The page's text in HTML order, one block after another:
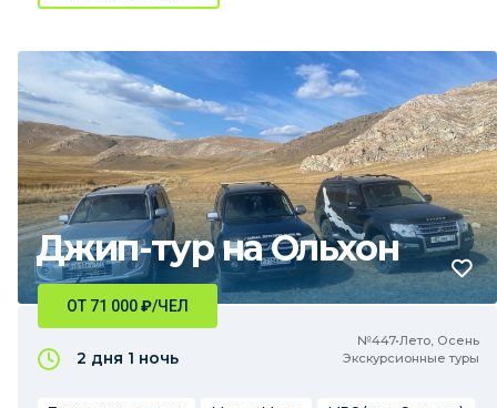
Джип-тур на Ольхон
№447•Лето, Осень
Экскурсионные туры
ОТ 71 000₽/ЧЕЛ
2 дня 1 ночь